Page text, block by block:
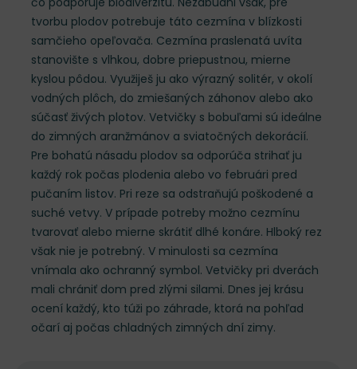
tvorbu plodov potrebuje táto cezmína v blízkosti
samčieho opeľovača. Cezmína praslenatá uvíta
stanovište s vlhkou, dobre priepustnou, mierne
kyslou pôdou. Využiješ ju ako výrazný solitér, v okolí
vodných plôch, do zmiešaných záhonov alebo ako
súčasť živých plotov. Vetvičky s bobuľami sú ideálne
do zimných aranžmánov a sviatočných dekorácií.
Pre bohatú násadu plodov sa odporúča strihať ju
každý rok počas plodenia alebo vo februári pred
pučaním listov. Pri reze sa odstraňujú poškodené a
suché vetvy. V prípade potreby možno cezmínu
tvarovať alebo mierne skrátiť dlhé konáre. Hlboký rez
však nie je potrebný. V minulosti sa cezmína
vnímala ako ochranný symbol. Vetvičky pri dverách
mali chrániť dom pred zlými silami. Dnes jej krásu
ocení každý, kto túži po záhrade, ktorá na pohľad
očarí aj počas chladných zimných dní zimy.